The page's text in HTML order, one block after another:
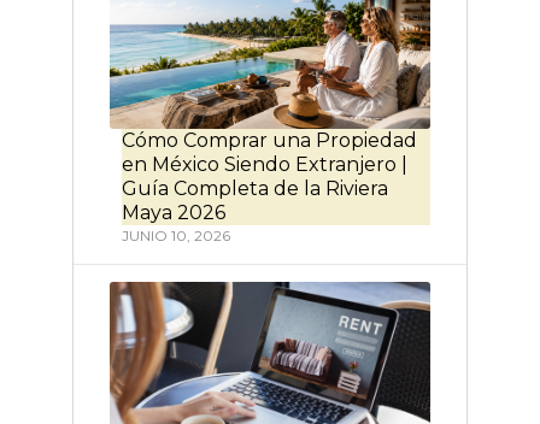
Cómo Comprar una Propiedad
en México Siendo Extranjero |
Guía Completa de la Riviera
Maya 2026
JUNIO 10, 2026